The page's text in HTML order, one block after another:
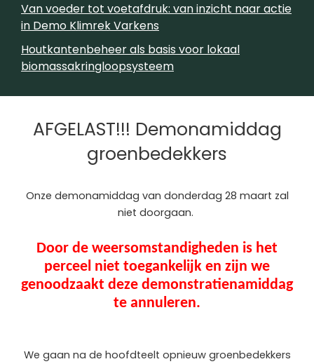
Van voeder tot voetafdruk: van inzicht naar actie
in Demo Klimrek Varkens
Houtkantenbeheer als basis voor lokaal
biomassakringloopsysteem
AFGELAST!!! Demonamiddag
groenbedekkers
Onze demonamiddag van donderdag 28 maart zal
niet doorgaan.
Door de weersomstandigheden is het
perceel niet toegankelijk en zijn we
genoodzaakt deze demonstratienamiddag
te annuleren.
We gaan na de hoofdteelt opnieuw groenbedekkers